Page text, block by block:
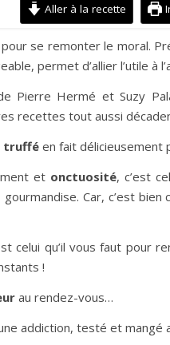
Aller à la recette
se remonter le moral.
permet d’allier l’utile à
Pierre Hermé et Suzy
recettes tout aussi
truffé en fait délicieusement
et onctuosité, c’est
Car, c’est bien
celui qu’il vous faut
!
au rendez-vous…
addiction, testé et mangé